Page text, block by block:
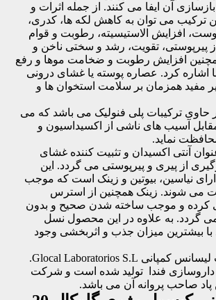
آن ایفا می کنند. از جمله اثرات و
ترکیب می توان به کاهش لکه ها، کدری،
افزایش الاستیسیته، رطوبت و قوام
پیرپوستی، تقویت، رشد و سختی ناخن و
افزایش رطوبت و ضخامت موها و رفع
اشاره کرد. عصاره پوسته یا غشای درونی
مفید همزمان بر سلامت استخوان ها و
حاوی ترکیبات پلی فنولیک می باشد که می
آسیب های ناشی از اکسیداسیون و
نماید.
آنتی اکسیدان و تثبیت کننده غشای
از پیری و پیرپوستی می گردد. این
نیاسین، بیوتین و زینک است که موجب
شوند. زینک همچنین از استرس
کرده و موجب ساخته شدن صحیح و بدون
می گردد. به علاوه در این محصول نسل
با بیشترین میزان جذب و اثربخشی وجود
- این محصول تحت لیسانس کمپانی Glocal Laboratorios S.L.
داروسازی فندا تولید شده است و شرکت
پاد صاحب پروانه آن می باشد.